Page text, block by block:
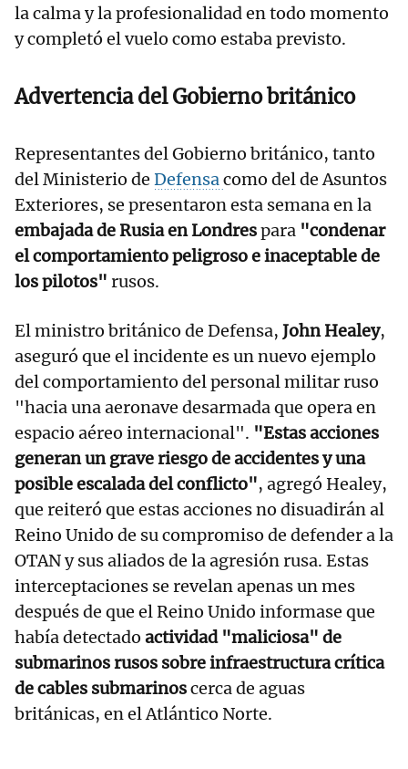
la calma y la profesionalidad en todo momento
y completó el vuelo como estaba previsto.
Advertencia del Gobierno británico
Representantes del Gobierno británico, tanto
del Ministerio de Defensacomo del de Asuntos
Exteriores, se presentaron esta semana en la
embajada de Rusia en Londrespara "condenar
el comportamiento peligroso e inaceptable de
los pilotos" rusos.
El ministro británico de Defensa, John Healey,
aseguró que el incidente es un nuevo ejemplo
del comportamiento del personal militar ruso
"hacia una aeronave desarmada que opera en
espacio aéreo internacional". "Estas acciones
generan un grave riesgo de accidentes y una
posible escalada del conflicto", agregó Healey,
que reiteró que estas acciones no disuadirán al
Reino Unido de su compromiso de defender a la
OTAN y sus aliados de la agresión rusa. Estas
interceptaciones se revelan apenas un mes
después de que el Reino Unido informase que
había detectado actividad "maliciosa" de
submarinos rusos sobre infraestructura crítica
de cables submarinoscerca de aguas
británicas, en el Atlántico Norte.